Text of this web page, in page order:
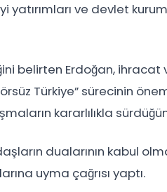
ve devlet
belirten Erdoğan,
Türkiye” sürecinin
kararlılıkla
dualarının kabul
uyma çağrısı yaptı.